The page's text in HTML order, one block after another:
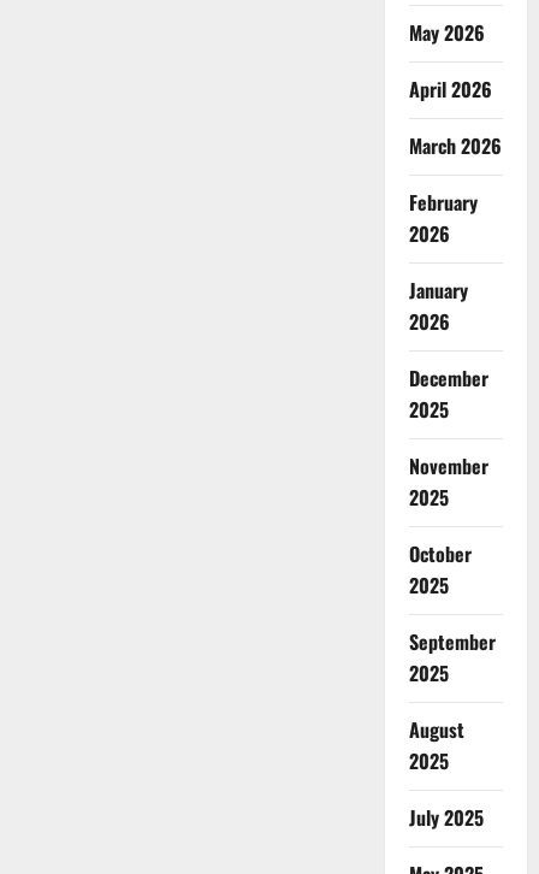
May 2026
April 2026
March 2026
February
2026
January
2026
December
2025
November
2025
October
2025
September
2025
August
2025
July 2025